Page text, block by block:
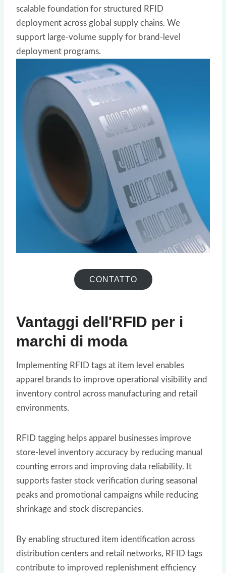
scalable foundation for structured RFID
deployment across global supply chains. We
support large-volume supply for brand-level
deployment programs.
CONTATTO
Vantaggi dell'RFID per i
marchi di moda
Implementing RFID tags at item level enables
apparel brands to improve operational visibility and
inventory control across manufacturing and retail
environments.
RFID tagging helps apparel businesses improve
store-level inventory accuracy by reducing manual
counting errors and improving data reliability. It
supports faster stock verification during seasonal
peaks and promotional campaigns while reducing
shrinkage and stock discrepancies.
By enabling structured item identification across
distribution centers and retail networks, RFID tags
contribute to improved replenishment efficiency